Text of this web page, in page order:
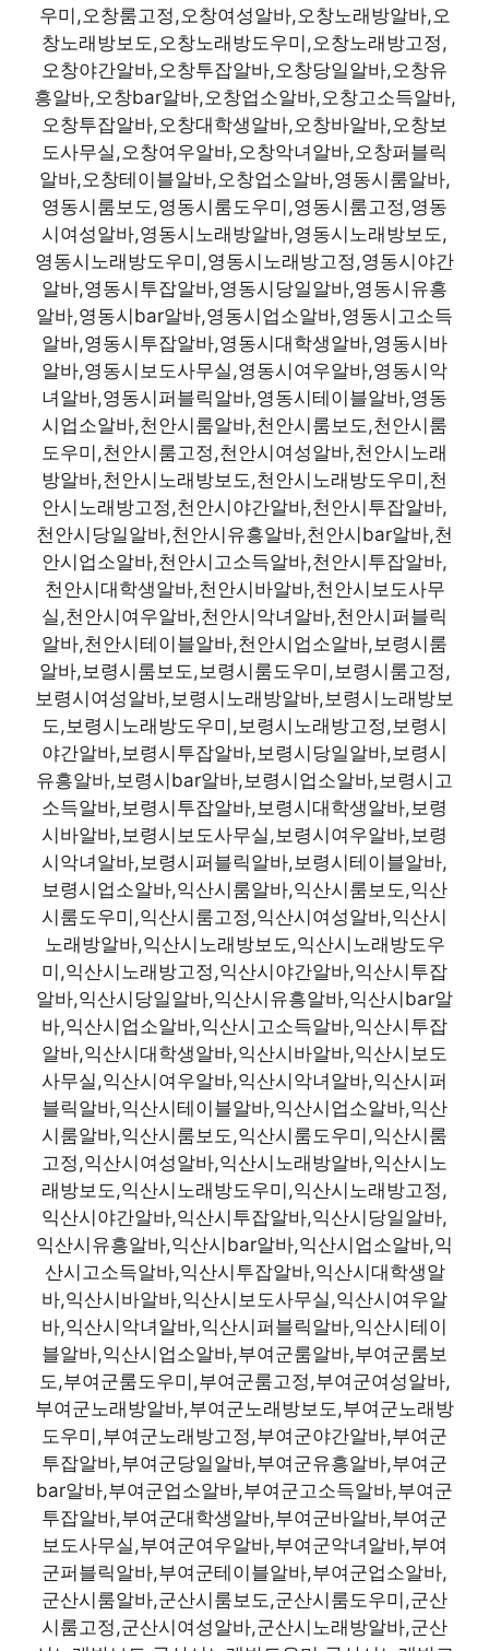
우미,오창룸고정,오창여성알바,오창노래방알바,오
창노래방보도,오창노래방도우미,오창노래방고정,
오창야간알바,오창투잡알바,오창당일알바,오창유
흥알바,오창bar알바,오창업소알바,오창고소득알바,
오창투잡알바,오창대학생알바,오창바알바,오창보
도사무실,오창여우알바,오창악녀알바,오창퍼블릭
알바,오창테이블알바,오창업소알바,영동시룸알바,
영동시룸보도,영동시룸도우미,영동시룸고정,영동
시여성알바,영동시노래방알바,영동시노래방보도,
영동시노래방도우미,영동시노래방고정,영동시야간
알바,영동시투잡알바,영동시당일알바,영동시유흥
알바,영동시bar알바,영동시업소알바,영동시고소득
알바,영동시투잡알바,영동시대학생알바,영동시바
알바,영동시보도사무실,영동시여우알바,영동시악
녀알바,영동시퍼블릭알바,영동시테이블알바,영동
시업소알바,천안시룸알바,천안시룸보도,천안시룸
도우미,천안시룸고정,천안시여성알바,천안시노래
방알바,천안시노래방보도,천안시노래방도우미,천
안시노래방고정,천안시야간알바,천안시투잡알바,
천안시당일알바,천안시유흥알바,천안시bar알바,천
안시업소알바,천안시고소득알바,천안시투잡알바,
천안시대학생알바,천안시바알바,천안시보도사무
실,천안시여우알바,천안시악녀알바,천안시퍼블릭
알바,천안시테이블알바,천안시업소알바,보령시룸
알바,보령시룸보도,보령시룸도우미,보령시룸고정,
보령시여성알바,보령시노래방알바,보령시노래방보
도,보령시노래방도우미,보령시노래방고정,보령시
야간알바,보령시투잡알바,보령시당일알바,보령시
유흥알바,보령시bar알바,보령시업소알바,보령시고
소득알바,보령시투잡알바,보령시대학생알바,보령
시바알바,보령시보도사무실,보령시여우알바,보령
시악녀알바,보령시퍼블릭알바,보령시테이블알바,
보령시업소알바,익산시룸알바,익산시룸보도,익산
시룸도우미,익산시룸고정,익산시여성알바,익산시
노래방알바,익산시노래방보도,익산시노래방도우
미,익산시노래방고정,익산시야간알바,익산시투잡
알바,익산시당일알바,익산시유흥알바,익산시bar알
바,익산시업소알바,익산시고소득알바,익산시투잡
알바,익산시대학생알바,익산시바알바,익산시보도
사무실,익산시여우알바,익산시악녀알바,익산시퍼
블릭알바,익산시테이블알바,익산시업소알바,익산
시룸알바,익산시룸보도,익산시룸도우미,익산시룸
고정,익산시여성알바,익산시노래방알바,익산시노
래방보도,익산시노래방도우미,익산시노래방고정,
익산시야간알바,익산시투잡알바,익산시당일알바,
익산시유흥알바,익산시bar알바,익산시업소알바,익
산시고소득알바,익산시투잡알바,익산시대학생알
바,익산시바알바,익산시보도사무실,익산시여우알
바,익산시악녀알바,익산시퍼블릭알바,익산시테이
블알바,익산시업소알바,부여군룸알바,부여군룸보
도,부여군룸도우미,부여군룸고정,부여군여성알바,
부여군노래방알바,부여군노래방보도,부여군노래방
도우미,부여군노래방고정,부여군야간알바,부여군
투잡알바,부여군당일알바,부여군유흥알바,부여군
bar알바,부여군업소알바,부여군고소득알바,부여군
투잡알바,부여군대학생알바,부여군바알바,부여군
보도사무실,부여군여우알바,부여군악녀알바,부여
군퍼블릭알바,부여군테이블알바,부여군업소알바,
군산시룸알바,군산시룸보도,군산시룸도우미,군산
시룸고정,군산시여성알바,군산시노래방알바,군산